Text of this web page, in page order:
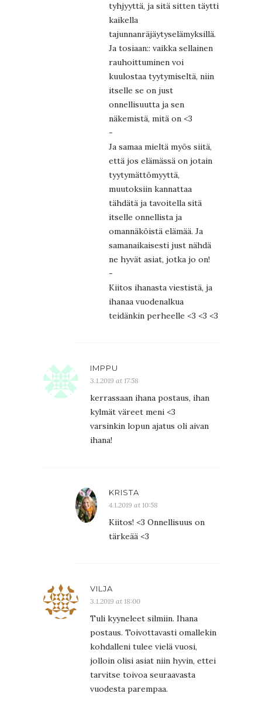
tyhjyyttä, ja sitä sitten täytti
kaikella
tajunnanräjäytyselämyksillä.
Ja tosiaan:: vaikka sellainen
rauhoittuminen voi
kuulostaa tyytymiseltä, niin
itselle se on just
onnellisuutta ja sen
näkemistä, mitä on <3
-
Ja samaa mieltä myös siitä,
että jos elämässä on jotain
tyytymättömyyttä,
muutoksiin kannattaa
tähdätä ja tavoitella sitä
itselle onnellista ja
omannäköistä elämää. Ja
samanaikaisesti just nähdä
ne hyvät asiat, jotka jo on!
-
Kiitos ihanasta viestistä, ja
ihanaa vuodenalkua
teidänkin perheelle <3 <3 <3
IMPPU
3.1.2019 at 17:58
kerrassaan ihana postaus, ihan
kylmät väreet meni <3
varsinkin lopun ajatus oli aivan
ihana!
KRISTA
4.1.2019 at 10:58
Kiitos! <3 Onnellisuus on
tärkeää <3
VILJA
3.1.2019 at 18:00
Tuli kyyneleet silmiin. Ihana
postaus. Toivottavasti omallekin
kohdalleni tulee vielä vuosi,
jolloin olisi asiat niin hyvin, ettei
tarvitse toivoa seuraavasta
vuodesta parempaa.